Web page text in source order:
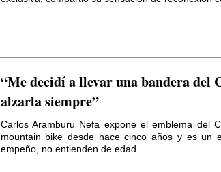
“Me decidí a llevar una bandera del
alzarla siempre”
Carlos Aramburu Nefa expone el emblema del
mountain bike desde hace cinco años y es un
empeño, no entienden de edad.